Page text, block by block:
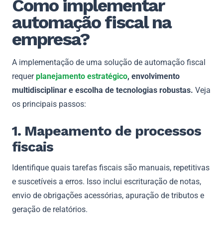
Como implementar
automação fiscal na
empresa?
A implementação de uma solução de automação fiscal
requerplanejamento estratégico, envolvimento
multidisciplinar e escolha de tecnologias robustas. Veja
os principais passos:
1. Mapeamento de processos
fiscais
Identifique quais tarefas fiscais são manuais, repetitivas
e suscetíveis a erros. Isso inclui escrituração de notas,
envio de obrigações acessórias, apuração de tributos e
geração de relatórios.